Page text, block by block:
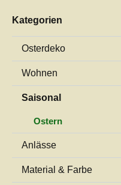
Kategorien
Osterdeko
Wohnen
Saisonal
Ostern
Anlässe
Material & Farbe